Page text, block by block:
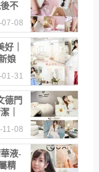
不
07-08
｜
娘
01-31
德門
｜
想
11-08
液-
精